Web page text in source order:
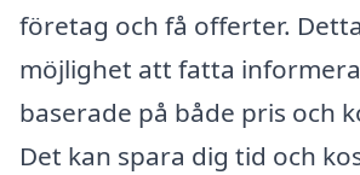
företag och få offerter.
möjlighet att fatta
baserade på både pris och
Det kan spara dig tid och